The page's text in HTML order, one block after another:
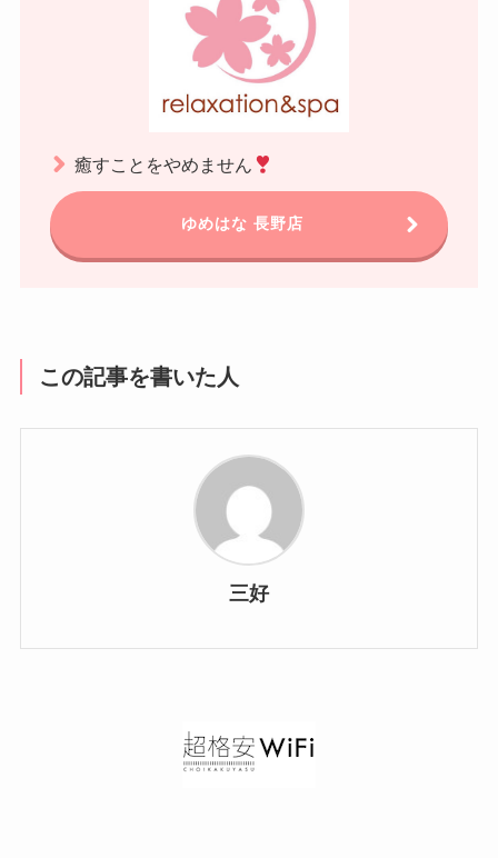
癒すことをやめません
ゆめはな 長野店
この記事を書いた人
三好